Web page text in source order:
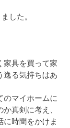
した。
家具を買って家
逸る気持ちはあ
のマイホームに
真剣に考え、
に時間をかけま